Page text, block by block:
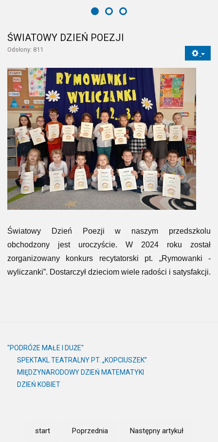
ŚWIATOWY DZIEŃ POEZJI
Odsłony: 811
Światowy Dzień Poezji w naszym przedszkolu
obchodzony jest uroczyście. W 2024 roku został
zorganizowany konkurs recytatorski pt. „Rymowanki -
wyliczanki”. Dostarczył dzieciom wiele radości i satysfakcji.
"PODRÓŻE MAŁE I DUŻE"
SPEKTAKL TEATRALNY PT. „KOPCIUSZEK”
MIĘDZYNARODOWY DZIEŃ MATEMATYKI
DZIEŃ KOBIET
start Poprzednia Następny artykuł